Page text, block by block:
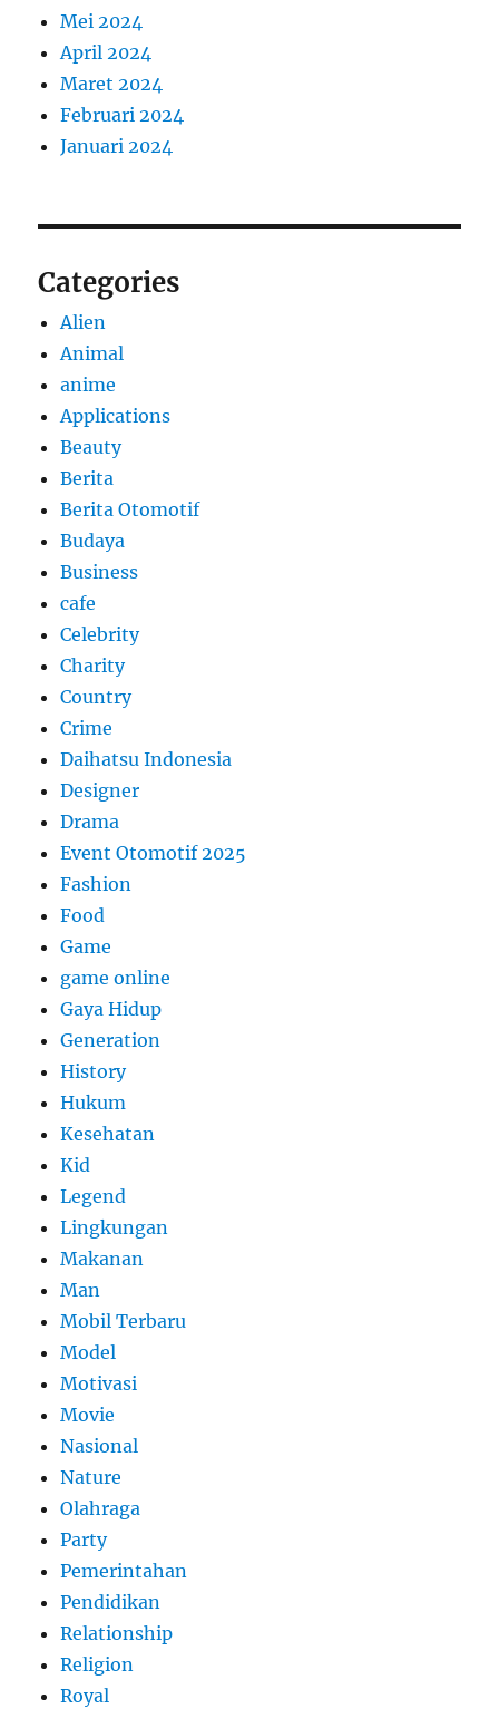
Mei 2024
April 2024
Maret 2024
Februari 2024
Januari 2024
Categories
Alien
Animal
anime
Applications
Beauty
Berita
Berita Otomotif
Budaya
Business
cafe
Celebrity
Charity
Country
Crime
Daihatsu Indonesia
Designer
Drama
Event Otomotif 2025
Fashion
Food
Game
game online
Gaya Hidup
Generation
History
Hukum
Kesehatan
Kid
Legend
Lingkungan
Makanan
Man
Mobil Terbaru
Model
Motivasi
Movie
Nasional
Nature
Olahraga
Party
Pemerintahan
Pendidikan
Relationship
Religion
Royal